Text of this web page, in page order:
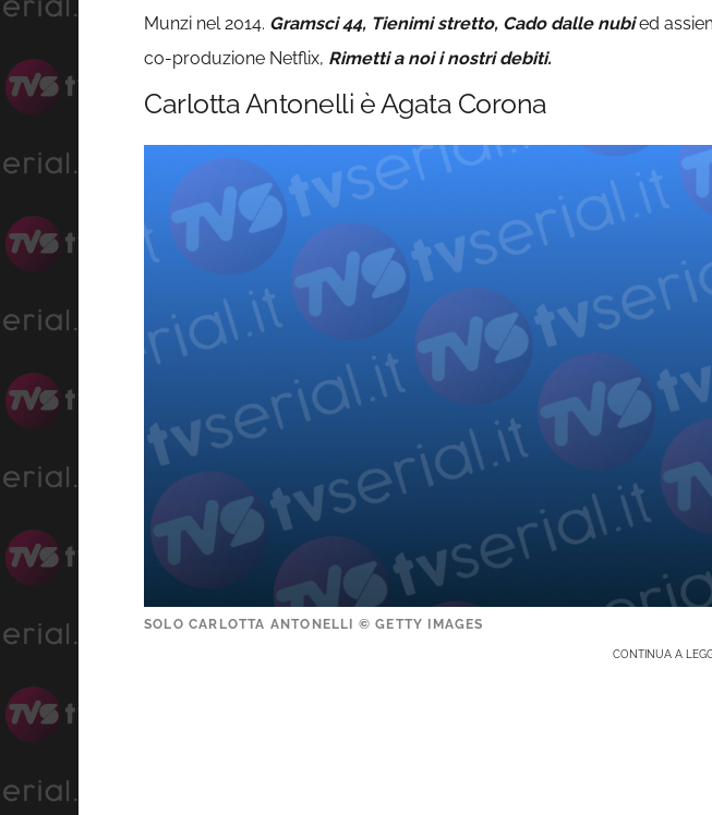
Munzi nel 2014. Gramsci 44, Tienimi stretto, Cado dalle nubied
co-produzione Netflix, Rimetti a noi i nostri debiti.
Carlotta Antonelli è Agata Corona
SOLO CARLOTTA ANTONELLI © GETTY IMAGES
CONTINUA A